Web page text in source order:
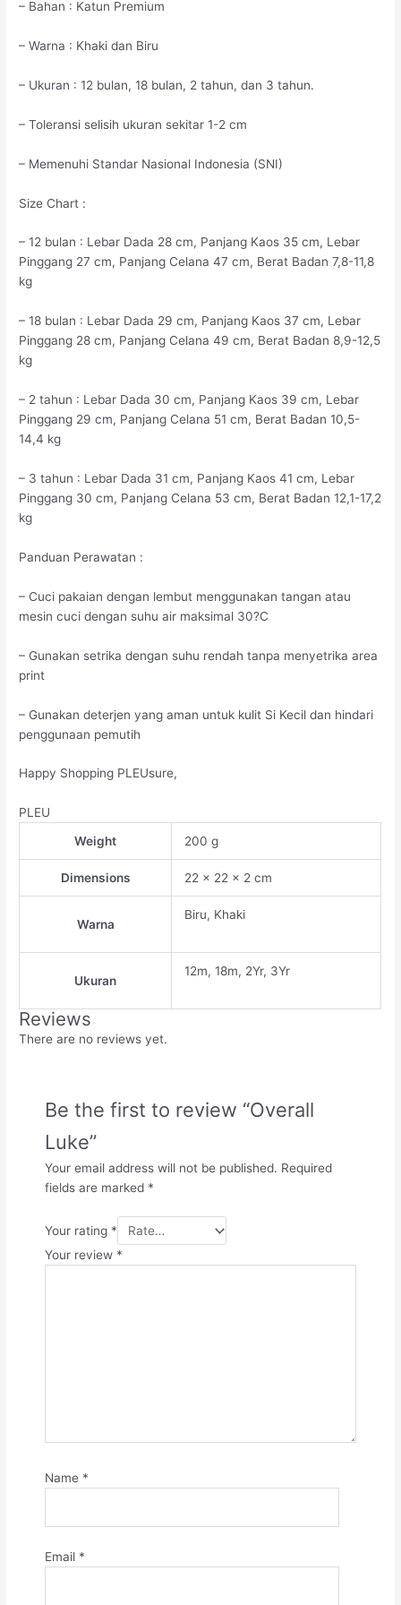
– Bahan : Katun Premium
– Warna : Khaki dan Biru
– Ukuran : 12 bulan, 18 bulan, 2 tahun, dan 3 tahun.
– Toleransi selisih ukuran sekitar 1-2 cm
– Memenuhi Standar Nasional Indonesia (SNI)
Size Chart :
– 12 bulan : Lebar Dada 28 cm, Panjang Kaos 35 cm, Lebar
Pinggang 27 cm, Panjang Celana 47 cm, Berat Badan 7,8-11,8
kg
– 18 bulan : Lebar Dada 29 cm, Panjang Kaos 37 cm, Lebar
Pinggang 28 cm, Panjang Celana 49 cm, Berat Badan 8,9-12,5
kg
– 2 tahun : Lebar Dada 30 cm, Panjang Kaos 39 cm, Lebar
Pinggang 29 cm, Panjang Celana 51 cm, Berat Badan 10,5-
14,4 kg
– 3 tahun : Lebar Dada 31 cm, Panjang Kaos 41 cm, Lebar
Pinggang 30 cm, Panjang Celana 53 cm, Berat Badan 12,1-17,2
kg
Panduan Perawatan :
– Cuci pakaian dengan lembut menggunakan tangan atau
mesin cuci dengan suhu air maksimal 30?C
– Gunakan setrika dengan suhu rendah tanpa menyetrika area
print
– Gunakan deterjen yang aman untuk kulit Si Kecil dan hindari
penggunaan pemutih
Happy Shopping PLEUsure,
PLEU
Weight
200 g
Dimensions 22 × 22 × 2 cm
Warna
Biru, Khaki
Ukuran
12m, 18m, 2Yr, 3Yr
Reviews
There are no reviews yet.
Be the first to review “Overall
Luke”
Your email address will not be published. Required
fields are marked *
Your rating *
Your review *
Name *
Email *